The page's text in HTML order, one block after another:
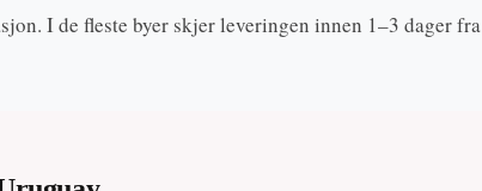
I de fleste byer skjer leveringen innen 1–3 dager fra